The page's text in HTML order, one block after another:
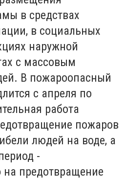
в средствах
в социальных
наружной
с массовым
В пожароопасный
с апреля по
работа
пожаров
людей на воде, а
-
предотвращение